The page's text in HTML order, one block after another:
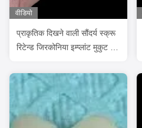
वीडियो
प्राकृतिक दिखने वाली सौंदर्य स्क्रू
रिटेन्ड जिरकोनिया इम्प्लांट मुकुट लंबे